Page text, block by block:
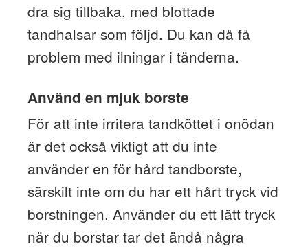
dra sig tillbaka, med blottade
tandhalsar som följd. Du kan då få
problem med ilningar i tänderna.
Använd en mjuk borste
För att inte irritera tandköttet i onödan
är det också viktigt att du inte
använder en för hård tandborste,
särskilt inte om du har ett hårt tryck vid
borstningen. Använder du ett lätt tryck
när du borstar tar det ändå några